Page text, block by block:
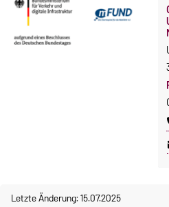
Letzte Änderung: 15.07.2025